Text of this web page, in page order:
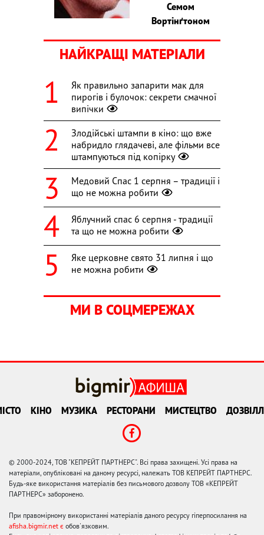
Семом
Вортінґтоном
НАЙКРАЩІ МАТЕРІАЛИ
Як правильно запарити мак для
пирогів і булочок: секрети смачної
випічки
Злодійські штампи в кіно: що вже
набридло глядачеві, але фільми все
штампуються під копірку
Медовий Спас 1 серпня – традиції і
що не можна робити
Яблучний спас 6 серпня - традиції
та що не можна робити
Яке церковне свято 31 липня і що
не можна робити
МИ В СОЦМЕРЕЖАХ
КІНО МУЗИКА РЕСТОРАНИ МИСТЕЦТВО
© 2000-2024, ТОВ "КЕПРЕЙТ ПАРТНЕРС". Всі права захищені. Усі права на
матеріали, опубліковані на даному ресурсі, належать ТОВ КЕПРЕЙТ ПАРТНЕРС.
Будь-яке використання матеріалів без письмового дозволу ТОВ «КЕПРЕЙТ
ПАРТНЕРС» заборонено.
При правомірному використанні матеріалів даного ресурсу гіперпосилання на
afisha.bigmir.net є обов'язковим.